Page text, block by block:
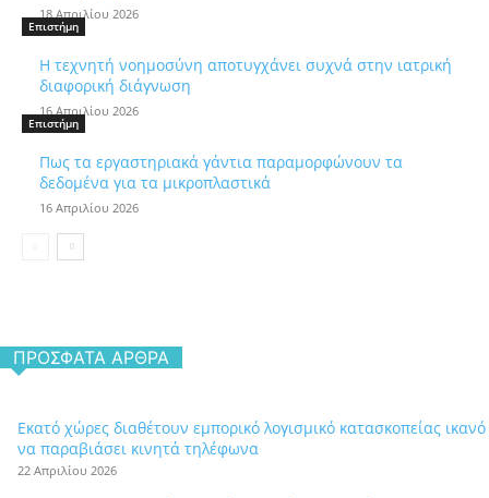
18 Απριλίου 2026
Επιστήμη
Η τεχνητή νοημοσύνη αποτυγχάνει συχνά στην ιατρική
διαφορική διάγνωση
16 Απριλίου 2026
Επιστήμη
Πως τα εργαστηριακά γάντια παραμορφώνουν τα
δεδομένα για τα μικροπλαστικά
16 Απριλίου 2026
ΠΡΌΣΦΑΤΑ ΆΡΘΡΑ
Εκατό χώρες διαθέτουν εμπορικό λογισμικό κατασκοπείας ικανό
να παραβιάσει κινητά τηλέφωνα
22 Απριλίου 2026